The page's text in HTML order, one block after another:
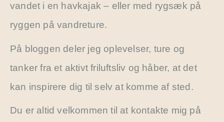
vandet i en havkajak – eller med rygsæk på
ryggen på vandreture.
På bloggen deler jeg oplevelser, ture og
tanker fra et aktivt friluftsliv og håber, at det
kan inspirere dig til selv at komme af sted.
Du er altid velkommen til at kontakte mig på